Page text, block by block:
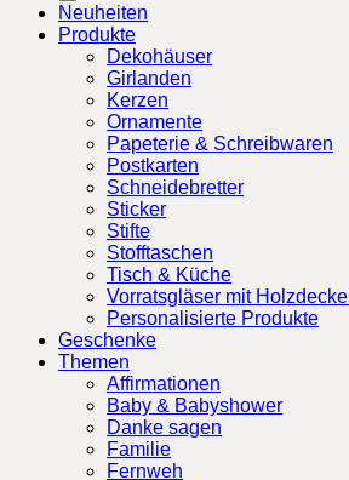
Neuheiten
Produkte
Dekohäuser
Girlanden
Kerzen
Ornamente
Papeterie & Schreibwaren
Postkarten
Schneidebretter
Sticker
Stifte
Stofftaschen
Tisch & Küche
Vorratsgläser mit Holzdeckel
Personalisierte Produkte
Geschenke
Themen
Affirmationen
Baby & Babyshower
Danke sagen
Familie
Fernweh